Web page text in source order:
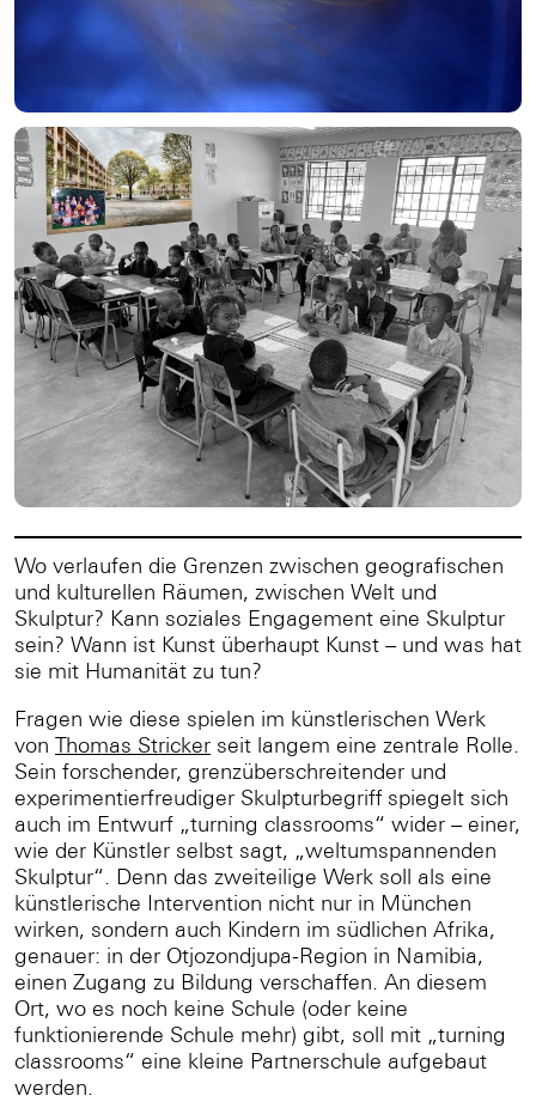
Wo verlaufen die Grenzen zwischen geografischen
und kulturellen Räumen, zwischen Welt und
Skulptur? Kann soziales Engagement eine Skulptur
sein? Wann ist Kunst überhaupt Kunst – und was hat
sie mit Humanität zu tun?
Fragen wie diese spielen im künstlerischen Werk
von Thomas Stricker seit langem eine zentrale Rolle.
Sein forschender, grenzüberschreitender und
experimentierfreudiger Skulpturbegriff spiegelt sich
auch im Entwurf „turning classrooms“ wider – einer,
wie der Künstler selbst sagt, „weltumspannenden
Skulptur“. Denn das zweiteilige Werk soll als eine
künstlerische Intervention nicht nur in München
wirken, sondern auch Kindern im südlichen Afrika,
genauer: in der Otjozondjupa-Region in Namibia,
einen Zugang zu Bildung verschaffen. An diesem
Ort, wo es noch keine Schule (oder keine
funktionierende Schule mehr) gibt, soll mit „turning
classrooms“ eine kleine Partnerschule aufgebaut
werden.